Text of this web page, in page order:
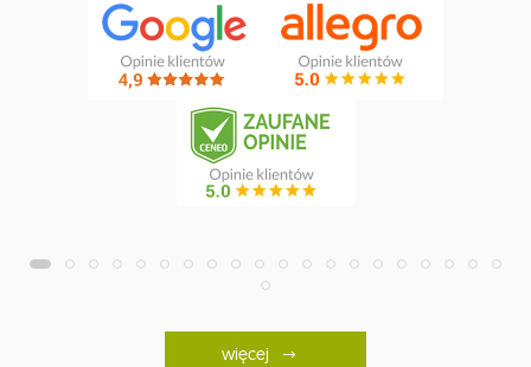
więcej